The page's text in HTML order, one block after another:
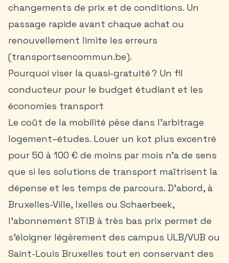
changements de prix et de conditions. Un
passage rapide avant chaque achat ou
renouvellement limite les erreurs
(transportsencommun.be).
Pourquoi viser la quasi-gratuité ? Un fil
conducteur pour le budget étudiant et les
économies transport
Le coût de la mobilité pèse dans l’arbitrage
logement–études. Louer un kot plus excentré
pour 50 à 100 € de moins par mois n’a de sens
que si les solutions de transport maîtrisent la
dépense et les temps de parcours. D’abord, à
Bruxelles-Ville, Ixelles ou Schaerbeek,
l’abonnement STIB à très bas prix permet de
s’éloigner légèrement des campus ULB/VUB ou
Saint-Louis Bruxelles tout en conservant des